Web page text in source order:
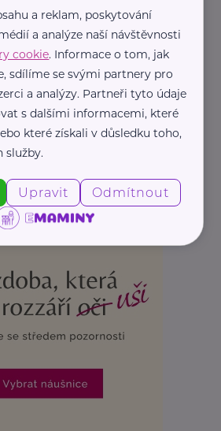
a reklam, poskytování
a analýze naší návštěvnosti
cookie. Informace o tom, jak
sdílíme se svými partnery pro
a analýzy. Partneři tyto údaje
s dalšími informacemi, které
které získali v důsledku toho,
služby.
Upravit Odmítnout